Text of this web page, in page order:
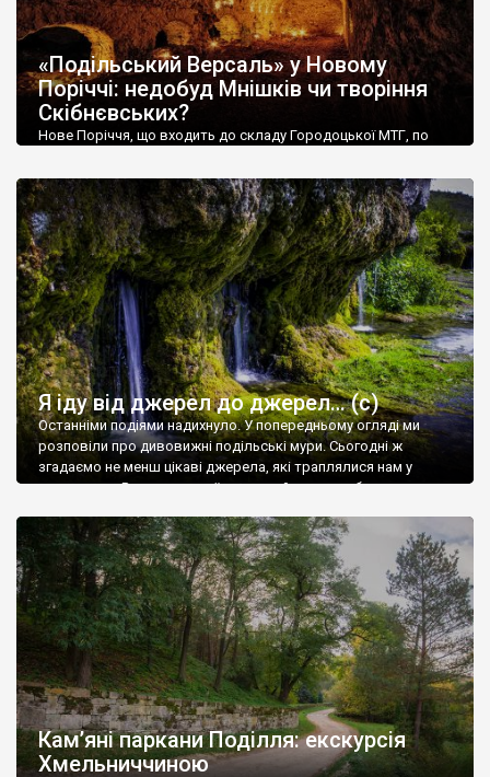
«Подільський Версаль» у Новому
Поріччі: недобуд Мнішків чи творіння
Скібнєвських?
Нове Поріччя, що входить до складу Городоцької МТГ, по
сіл Хмельницької області. До першої десятки рейтингу воно
навряд чи потрапить, але у другу — безперечно. У певному
сенсі це село можна порівняти із знаменитими Антонінами.
Нагадаємо, що Антоніни колись були резиденцією Потоцьких.
Юзеф Потоцький, окрім розбудови власного
палацово‑паркового […]
Я іду від джерел до джерел… (с)
Останніми подіями надихнуло. У попередньому огляді ми
розповіли про дивовижні подільські мури. Сьогодні ж
згадаємо не менш цікаві джерела, які траплялися нам у
подорожах. Виставляємо їх не за рейтингом — бо тут усе
джерела (Маліївці) Маліївці на Хмельниччині передусім відомі
своїм палацово-парковим комплексом графської родини […]
Кам’яні паркани Поділля: екскурсія
Хмельниччиною